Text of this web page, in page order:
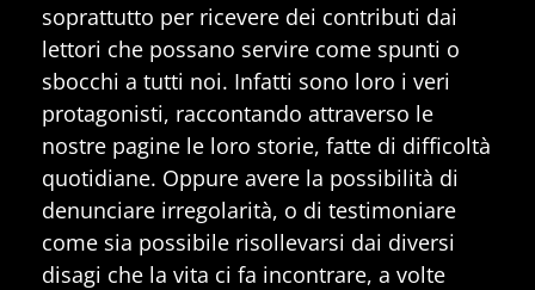
soprattutto per ricevere dei contributi dai
lettori che possano servire come spunti o
sbocchi a tutti noi. Infatti sono loro i veri
protagonisti, raccontando attraverso le
nostre pagine le loro storie, fatte di difficoltà
quotidiane. Oppure avere la possibilità di
denunciare irregolarità, o di testimoniare
come sia possibile risollevarsi dai diversi
disagi che la vita ci fa incontrare, a volte